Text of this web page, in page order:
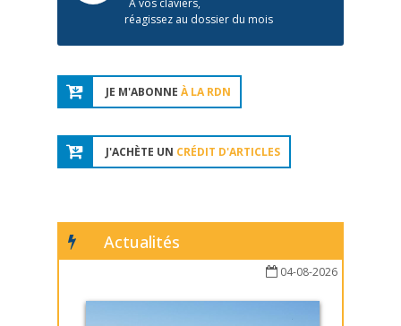
À vos claviers,
réagissez au dossier du mois
JE M'ABONNE À LA RDN
J'ACHÈTE UN CRÉDIT D'ARTICLES
Actualités
04-08-2026